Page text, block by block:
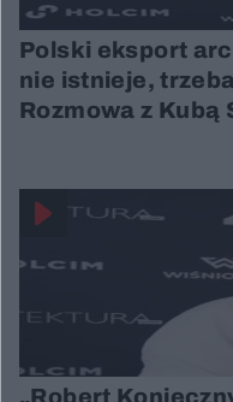
Polski eksport
nie istnieje,
Rozmowa z Kubą
„Robert